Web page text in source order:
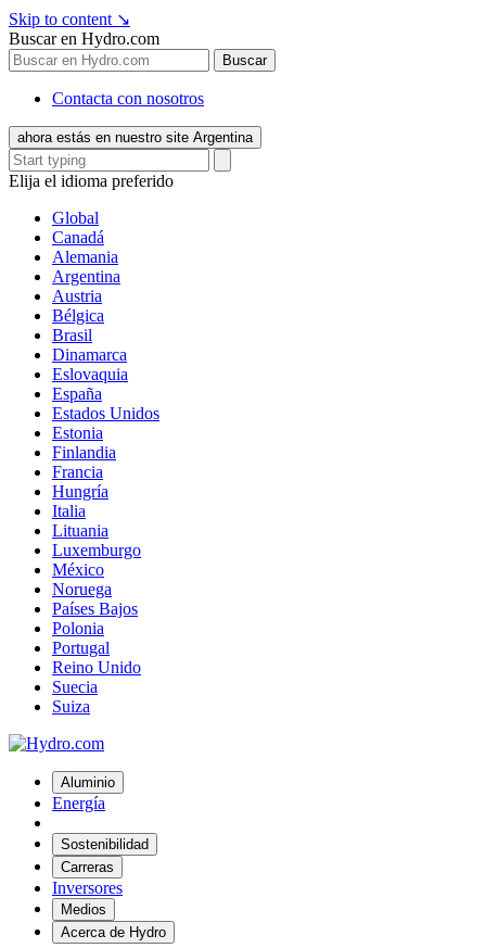
Skip to content ↘
Buscar en Hydro.com
Buscar
Contacta con nosotros
ahora estás en nuestro site Argentina
Elija el idioma preferido
Global
Canadá
Alemania
Argentina
Austria
Bélgica
Brasil
Dinamarca
Eslovaquia
España
Estados Unidos
Estonia
Finlandia
Francia
Hungría
Italia
Lituania
Luxemburgo
México
Noruega
Países Bajos
Polonia
Portugal
Reino Unido
Suecia
Suiza
Aluminio
Energía
Sostenibilidad
Carreras
Inversores
Medios
Acerca de Hydro